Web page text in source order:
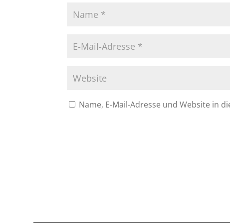
Name, E-Mail-Adresse und Website in